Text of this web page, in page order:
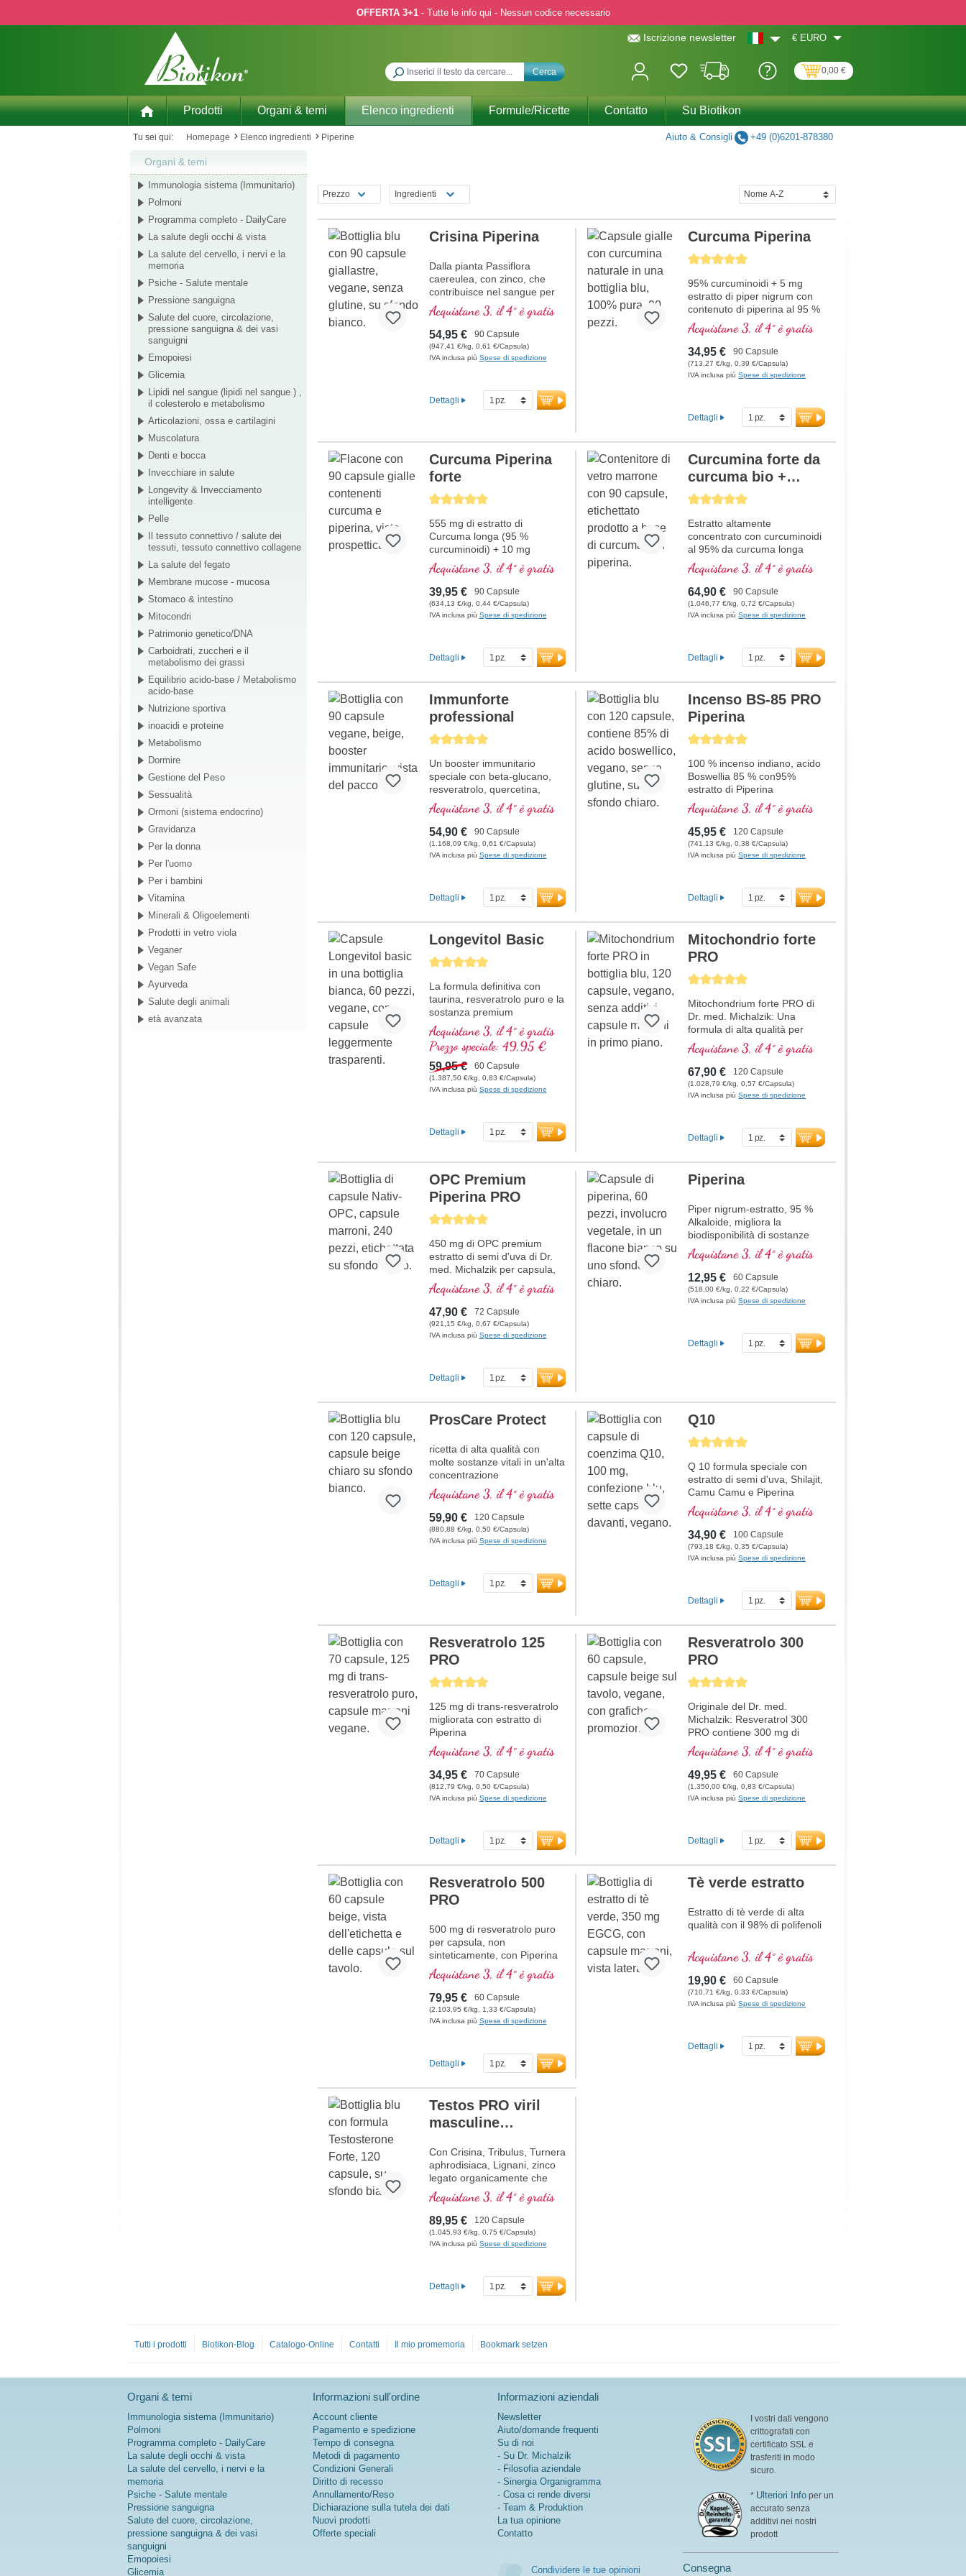
OFFERTA 3+1- Tutte le info qui - Nessun codice necessario
Iscrizione newsletter € EURO
Cerca 0,00 €
Prodotti Organi & temi Elenco ingredienti Formule/Ricette Contatto Su Biotikon
Tu sei qui: Homepage Elenco ingredienti Piperine Aiuto & Consigli +49 (0)6201-878380
Organi & temi
Immunologia sistema (Immunitario)
Polmoni
Programma completo - DailyCare
La salute degli occhi & vista
La salute del cervello, i nervi e la
memoria
Psiche - Salute mentale
Pressione sanguigna
Salute del cuore, circolazione,
pressione sanguigna & dei vasi
sanguigni
Emopoiesi
Glicemia
Lipidi nel sangue (lipidi nel sangue ) ,
il colesterolo e metabolismo
Articolazioni, ossa e cartilagini
Muscolatura
Denti e bocca
Invecchiare in salute
Longevity & Invecciamento
intelligente
Pelle
Il tessuto connettivo / salute dei
tessuti, tessuto connettivo collagene
La salute del fegato
Membrane mucose - mucosa
Stomaco & intestino
Mitocondri
Patrimonio genetico/DNA
Carboidrati, zuccheri e il
metabolismo dei grassi
Equilibrio acido-base / Metabolismo
acido-base
Nutrizione sportiva
inoacidi e proteine
Metabolismo
Dormire
Gestione del Peso
Sessualità
Ormoni (sistema endocrino)
Gravidanza
Per la donna
Per l'uomo
Per i bambini
Vitamina
Minerali & Oligoelementi
Prodotti in vetro viola
Veganer
Vegan Safe
Ayurveda
Salute degli animali
età avanzata
Prezzo Ingredienti
Crisina Piperina
Dalla pianta Passiflora
caereulea, con zinco, che
contribuisce nel sangue per
ottenere un livello di
testosterone normale e con
Piperina
Acquistane 3, il 4° è gratis
54,95 € 90 Capsule
(947,41 €/kg, 0,61 €/Capsula)
IVA inclusa più Spese di spedizione
Dettagli
Average rating of 5 out of 5 stars
Curcuma Piperina
95% curcuminoidi + 5 mg
estratto di piper nigrum con
contenuto di piperina al 95 %
Acquistane 3, il 4° è gratis
34,95 € 90 Capsule
(713,27 €/kg, 0,39 €/Capsula)
IVA inclusa piùSpese di spedizione
Dettagli
Average rating of 5 out of 5 stars
Curcuma Piperina
forte
555 mg di estratto di
Curcuma longa (95 %
curcuminoidi) + 10 mg
estratto di piper nigrum per
capsula
Acquistane 3, il 4° è gratis
39,95 € 90 Capsule
(634,13 €/kg, 0,44 €/Capsula)
IVA inclusa più Spese di spedizione
Dettagli
Average rating of 5 out of 5 stars
Curcumina forte da
curcuma bio +
Piperina
Estratto altamente
concentrato con curcuminoidi
al 95% da curcuma longa
agricoltura biologica in
combinazione con estratto di
pepe nero da agricoltura
biologica, in vetro violetto di
alta qualità
Acquistane 3, il 4° è gratis
64,90 € 90 Capsule
(1.046,77 €/kg, 0,72 €/Capsula)
IVA inclusa piùSpese di spedizione
Dettagli
Average rating of 5 out of 5 stars
Immunforte
professional
Un booster immunitario
speciale con beta-glucano,
resveratrolo, quercetina,
Rhodiola rosea, estratto di
Curcuma longa, EGCG ed
estratto di piperina. Vitamina
D3, vitamina C, selenio e
zinco supportano un sistema
Acquistane 3, il 4° è gratis
54,90 € 90 Capsule
(1.168,09 €/kg, 0,61 €/Capsula)
IVA inclusa più Spese di spedizione
Dettagli
Average rating of 5 out of 5 stars
Incenso BS-85 PRO
Piperina
100 % incenso indiano, acido
Boswellia 85 % con95%
estratto di Piperina
Acquistane 3, il 4° è gratis
45,95 € 120 Capsule
(741,13 €/kg, 0,38 €/Capsula)
IVA inclusa piùSpese di spedizione
Dettagli
Average rating of 5 out of 5 stars
Longevitol Basic
La formula definitiva con
taurina, resveratrolo puro e la
sostanza premium
astragaloside IV.
Acquistane 3, il 4° è gratis
Prezzo speciale: 49,95 €
59,95 € 60 Capsule
(1.387,50 €/kg, 0,83 €/Capsula)
IVA inclusa più Spese di spedizione
Dettagli
Average rating of 5 out of 5 stars
Mitochondrio forte
PRO
Mitochondrium forte PRO di
Dr. med. Michalzik: Una
formula di alta qualità per
supportare il metabolismo
energetico e la salute
cellulare. Include NADH, Q10,
Resveratrolo e Tiamina, che
promuovono il metabolismo
forma di Sodium-R-Lipoato.
Sigillatura senza alluminio e
garantiscono la massima
qualità. Sviluppato da medici.
ulteriori informazioni su
Mitochondrium forte PRO
Acquistane 3, il 4° è gratis
67,90 € 120 Capsule
(1.028,79 €/kg, 0,57 €/Capsula)
IVA inclusa piùSpese di spedizione
Dettagli
Average rating of 5 out of 5 stars
OPC Premium
Piperina PRO
450 mg di OPC premium
estratto di semi d'uva di Dr.
med. Michalzik per capsula,
con piperina e fosfatidilcolina,
con almeno 240 mg di OPC
puro
Acquistane 3, il 4° è gratis
47,90 € 72 Capsule
(921,15 €/kg, 0,67 €/Capsula)
IVA inclusa più Spese di spedizione
Dettagli
Piperina
Piper nigrum-estratto, 95 %
Alkaloide, migliora la
biodisponibilità di sostanze
vitali come Curcuma, Q10 e
Resveratrol
Acquistane 3, il 4° è gratis
12,95 € 60 Capsule
(518,00 €/kg, 0,22 €/Capsula)
IVA inclusa piùSpese di spedizione
Dettagli
ProsCare Protect
ricetta di alta qualità con
molte sostanze vitali in un'alta
concentrazione
Acquistane 3, il 4° è gratis
59,90 € 120 Capsule
(880,88 €/kg, 0,50 €/Capsula)
IVA inclusa più Spese di spedizione
Dettagli
Average rating of 5 out of 5 stars
Q10
Q 10 formula speciale con
estratto di semi d'uva, Shilajit,
Camu Camu e Piperina
Acquistane 3, il 4° è gratis
34,90 € 100 Capsule
(793,18 €/kg, 0,35 €/Capsula)
IVA inclusa piùSpese di spedizione
Dettagli
Average rating of 5 out of 5 stars
Resveratrolo 125
PRO
125 mg di trans-resveratrolo
migliorata con estratto di
Piperina
Acquistane 3, il 4° è gratis
34,95 € 70 Capsule
(812,79 €/kg, 0,50 €/Capsula)
IVA inclusa più Spese di spedizione
Dettagli
Average rating of 5 out of 5 stars
Resveratrolo 300
PRO
Originale del Dr. med.
Michalzik: Resveratrol 300
PRO contiene 300 mg di
estratto di resveratrolo da
Polygonum cuspidatum e 5
mg di piperina per dose
giornaliera (1 capsula).
Questo estratto di alta qualità
è privo di alluminio.
Acquistane 3, il 4° è gratis
49,95 € 60 Capsule
(1.350,00 €/kg, 0,83 €/Capsula)
IVA inclusa piùSpese di spedizione
Dettagli
Resveratrolo 500
PRO
500 mg di resveratrolo puro
per capsula, non
sinteticamente, con Piperina
Acquistane 3, il 4° è gratis
79,95 € 60 Capsule
(2.103,95 €/kg, 1,33 €/Capsula)
IVA inclusa più Spese di spedizione
Dettagli
Tè verde estratto
Estratto di tè verde di alta
qualità con il 98% di polifenoli
Acquistane 3, il 4° è gratis
19,90 € 60 Capsule
(710,71 €/kg, 0,33 €/Capsula)
IVA inclusa piùSpese di spedizione
Dettagli
Testos PRO viril
masculine
Con Crisina, Tribulus, Turnera
aphrodisiaca, Lignani, zinco
legato organicamente che
aiuta a mantenere un
normale livello di testosterone
nel sangue, la sintesi
proteica, il metabolismo dei
carboidrati, gli acidi grassi e il
Acquistane 3, il 4° è gratis
89,95 € 120 Capsule
(1.045,93 €/kg, 0,75 €/Capsula)
IVA inclusa più Spese di spedizione
Dettagli
Tutti i prodotti Biotikon-Blog Catalogo-Online Contatti Il mio promemoria Bookmark setzen
Organi & temi
Immunologia sistema (Immunitario)
Polmoni
Programma completo - DailyCare
La salute degli occhi & vista
La salute del cervello, i nervi e la
memoria
Psiche - Salute mentale
Pressione sanguigna
Salute del cuore, circolazione,
pressione sanguigna & dei vasi
sanguigni
Emopoiesi
Glicemia
Informazioni sull'ordine
Account cliente
Pagamento e spedizione
Tempo di consegna
Metodi di pagamento
Condizioni Generali
Diritto di recesso
Annullamento/Reso
Dichiarazione sulla tutela dei dati
Nuovi prodotti
Offerte speciali
Informazioni aziendali
Newsletter
Aiuto/domande frequenti
Su di noi
- Su Dr. Michalzik
- Filosofia aziendale
- Sinergia Organigramma
- Cosa ci rende diversi
- Team & Produktion
La tua opinione
Contatto
Condividere le tue opinioni
I vostri dati vengono
crittografati con
certificato SSL e
trasferiti in modo
sicuro.
* Ulteriori Info per un
accurato senza
additivi nei nostri
prodott
Consegna